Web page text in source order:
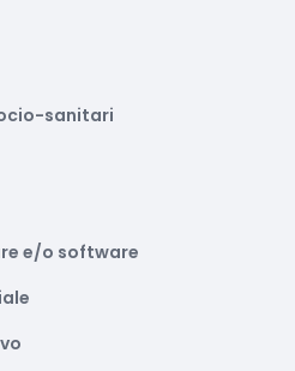
sanitari
e/o software